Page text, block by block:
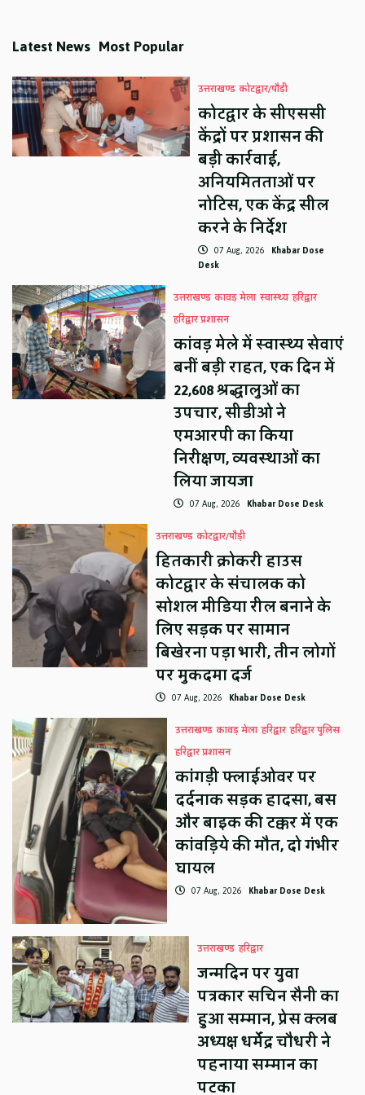
Latest News Most Popular
उत्तराखण्ड कोटद्वार/पौड़ी
कोटद्वार के सीएससी
केंद्रों पर प्रशासन की
बड़ी कार्रवाई,
अनियमितताओं पर
नोटिस, एक केंद्र सील
करने के निर्देश
07 Aug, 2026 Khabar Dose
Desk
उत्तराखण्ड कावड़ मेला स्वास्थ्य हरिद्वार
हरिद्वार प्रशासन
कांवड़ मेले में स्वास्थ्य सेवाएं
बनीं बड़ी राहत, एक दिन में
22,608 श्रद्धालुओं का
उपचार, सीडीओ ने
एमआरपी का किया
निरीक्षण, व्यवस्थाओं का
लिया जायजा
07 Aug, 2026 Khabar Dose Desk
उत्तराखण्ड कोटद्वार/पौड़ी
हितकारी क्रोकरी हाउस
कोटद्वार के संचालक को
सोशल मीडिया रील बनाने के
लिए सड़क पर सामान
बिखेरना पड़ा भारी, तीन लोगों
पर मुकदमा दर्ज
07 Aug, 2026 Khabar Dose Desk
उत्तराखण्ड कावड़ मेला हरिद्वार हरिद्वार पुलिस
हरिद्वार प्रशासन
कांगड़ी फ्लाईओवर पर
दर्दनाक सड़क हादसा, बस
और बाइक की टक्कर में एक
कांवड़िये की मौत, दो गंभीर
घायल
07 Aug, 2026 Khabar Dose Desk
उत्तराखण्ड हरिद्वार
जन्मदिन पर युवा
पत्रकार सचिन सैनी का
हुआ सम्मान, प्रेस क्लब
अध्यक्ष धर्मेंद्र चौधरी ने
पहनाया सम्मान का
पटका